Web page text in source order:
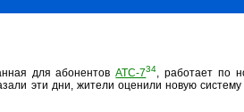
для абонентовАТС-734, работает по
эти дни, жители оценили новую